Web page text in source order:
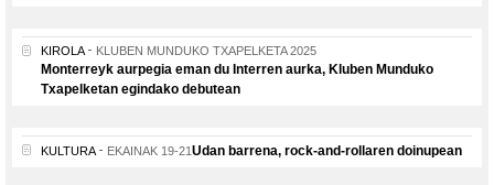
KIROLA KLUBEN MUNDUKO TXAPELKETA 2025
Monterreyk aurpegia eman du Interren aurka, Kluben Munduko
Txapelketan egindako debutean
KULTURA EKAINAK 19-21Udan barrena, rock-and-rollaren doinupean